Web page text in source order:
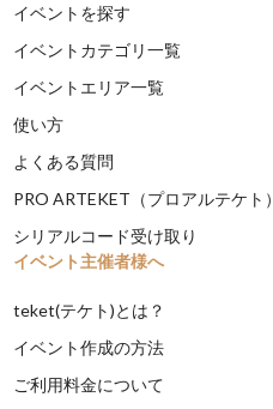
イベントを探す
イベントカテゴリ一覧
イベントエリア一覧
使い方
よくある質問
PRO ARTEKET（プロアルテケト）
シリアルコード受け取り
イベント主催者様へ
teket(テケト)とは？
イベント作成の方法
ご利用料金について